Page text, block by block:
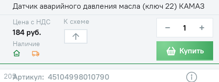
Датчик аварийного давления масла (ключ 22) КАМАЗ
Наличие
Цена с НДС
184 руб.
К схеме − +
Купить
205
45104998010790